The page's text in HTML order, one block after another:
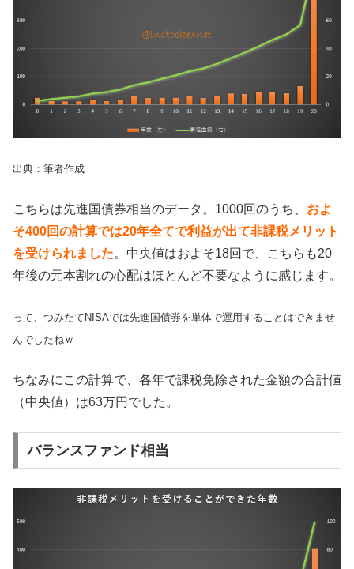
出典：筆者作成
こちらは先進国債券相当のデータ。1000回のうち、 およ
そ400回の計算では20年全てで利益が出て非課税メリット
を受けられました。中央値はおよそ18回で、こちらも20
年後の元本割れの心配はほとんど不要なように感じます。
って、つみたてNISAでは先進国債券を単体で運用することはできませ
んでしたねｗ
ちなみにこの計算で、各年で課税免除された金額の合計値
（中央値）は63万円でした。
バランスファンド相当